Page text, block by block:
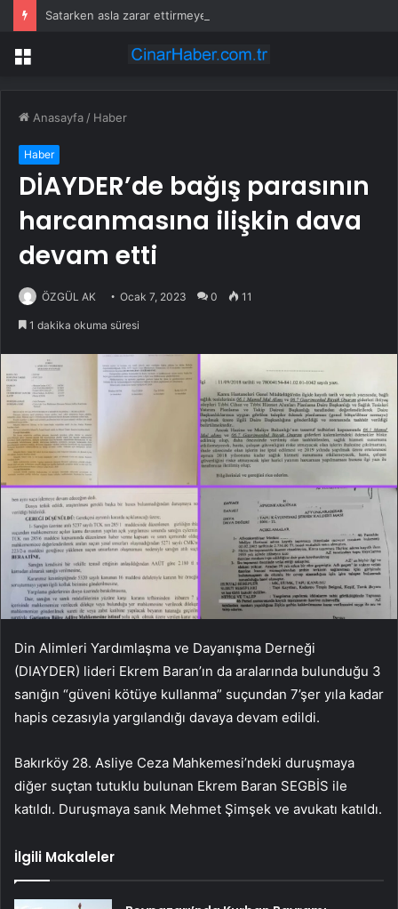
Satarken asla zarar ettirmeyen ikinci el araçlar
Menü
Anasayfa / Haber
Haber
DİAYDER’de bağış parasının
harcanmasına ilişkin dava
devam etti
ÖZGÜL AK Ocak 7, 2023 0 11
1 dakika okuma süresi
Din Alimleri Yardımlaşma ve Dayanışma Derneği
(DIAYDER) lideri Ekrem Baran’ın da aralarında bulunduğu 3
sanığın “güveni kötüye kullanma” suçundan 7’şer yıla kadar
hapis cezasıyla yargılandığı davaya devam edildi.
Bakırköy 28. Asliye Ceza Mahkemesi’ndeki duruşmaya
diğer suçtan tutuklu bulunan Ekrem Baran SEGBİS ile
katıldı. Duruşmaya sanık Mehmet Şimşek ve avukatı katıldı.
İlgili Makaleler